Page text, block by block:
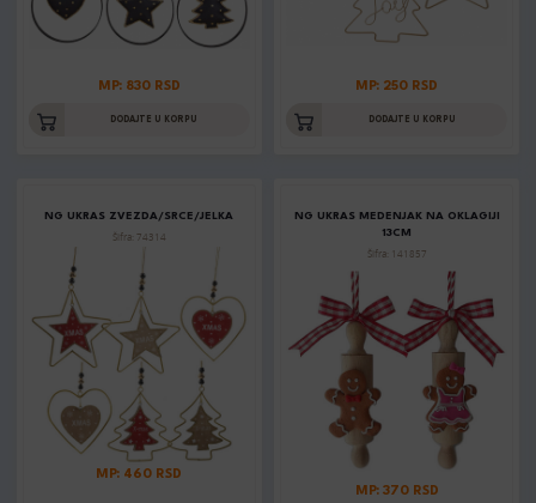
MP: 830 RSD
DODAJTE U KORPU
MP: 250 RSD
DODAJTE U KORPU
NG UKRAS ZVEZDA/SRCE/JELKA
Šifra: 74314
MP: 460 RSD
NG UKRAS MEDENJAK NA OKLAGIJI
13CM
Šifra: 141857
MP: 370 RSD